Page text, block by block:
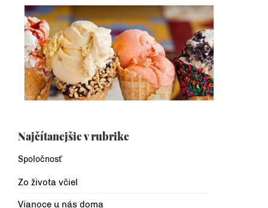
Najčítanejšie v rubrike
Spoločnosť
Zo života včiel
Vianoce u nás doma